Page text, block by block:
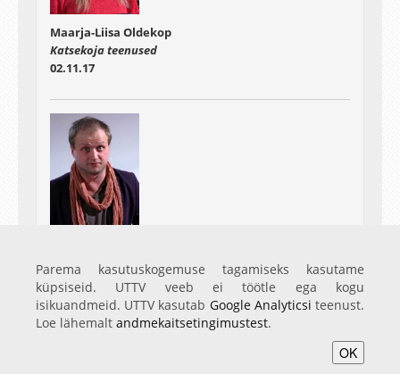
Maarja-Liisa Oldekop
Katsekoja teenused
02.11.17
Loovad erilahendused
02.11.17
Parema kasutuskogemuse tagamiseks kasutame
küpsiseid. UTTV veeb ei töötle ega kogu
isikuandmeid. UTTV kasutab Google Analyticsi teenust.
Loe lähemalt andmekaitsetingimustest.
OK